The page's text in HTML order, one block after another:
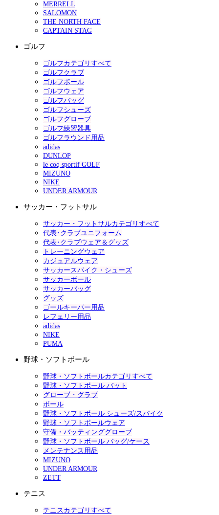
MERRELL
SALOMON
THE NORTH FACE
CAPTAIN STAG
ゴルフ
ゴルフカテゴリすべて
ゴルフクラブ
ゴルフボール
ゴルフウェア
ゴルフバッグ
ゴルフシューズ
ゴルフグローブ
ゴルフ練習器具
ゴルフラウンド用品
adidas
DUNLOP
le coq sportif GOLF
MIZUNO
NIKE
UNDER ARMOUR
サッカー・フットサル
サッカー・フットサルカテゴリすべて
代表･クラブユニフォーム
代表･クラブウェア＆グッズ
トレーニングウェア
カジュアルウェア
サッカースパイク・シューズ
サッカーボール
サッカーバッグ
グッズ
ゴールキーパー用品
レフェリー用品
adidas
NIKE
PUMA
野球・ソフトボール
野球・ソフトボールカテゴリすべて
野球・ソフトボール バット
グローブ・グラブ
ボール
野球・ソフトボール シューズ/スパイク
野球・ソフトボールウェア
守備・バッティンググローブ
野球・ソフトボール バッグ/ケース
メンテナンス用品
MIZUNO
UNDER ARMOUR
ZETT
テニス
テニスカテゴリすべて